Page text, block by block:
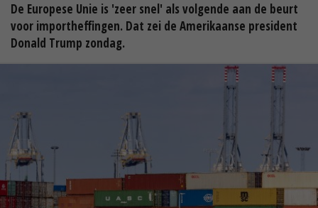
De Europese Unie is 'zeer snel' als volgende aan de beurt
voor importheffingen. Dat zei de Amerikaanse president
Donald Trump zondag.